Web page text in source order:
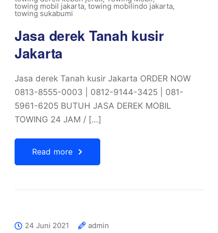
towing mobil jakarta, towing mobilindo jakarta,
towing sukabumi
Jasa derek Tanah kusir
Jakarta
Jasa derek Tanah kusir Jakarta ORDER NOW
0813-8555-0003 | 0812-9144-3425 | 081-
5961-6205 BUTUH JASA DEREK MOBIL
TOWING 24 JAM / […]
Read more
24 Juni 2021
admin